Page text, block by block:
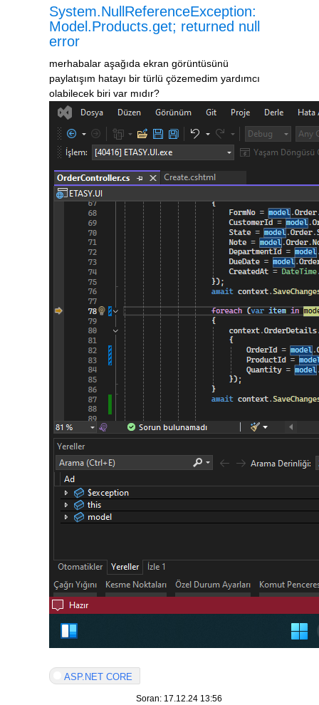
System.NullReferenceException:
Model.Products.get; returned null
error
merhabalar aşağıda ekran görüntüsünü
paylatışım hatayı bir türlü çözemedim yardımcı
olabilecek biri var mıdır?
ASP.NET CORE
Soran: 17.12.24 13:56